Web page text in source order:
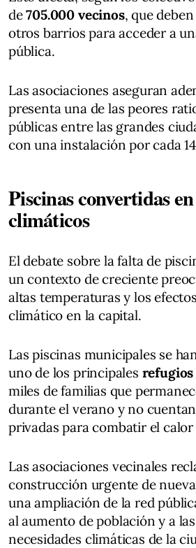
de705.000 vecinos, que
otros barrios para acceder a
pública.
Las asociaciones aseguran
presenta una de las peores
públicas entre las grandes
con una instalación por cada
Piscinas convertidas
climáticos
El debate sobre la falta de
un contexto de creciente
altas temperaturas y los
climático en la capital.
Las piscinas municipales se
uno de los principales
miles de familias que
durante el verano y no
privadas para combatir el
Las asociaciones vecinales
construcción urgente de
una ampliación de la red
al aumento de población y a
necesidades climáticas de la